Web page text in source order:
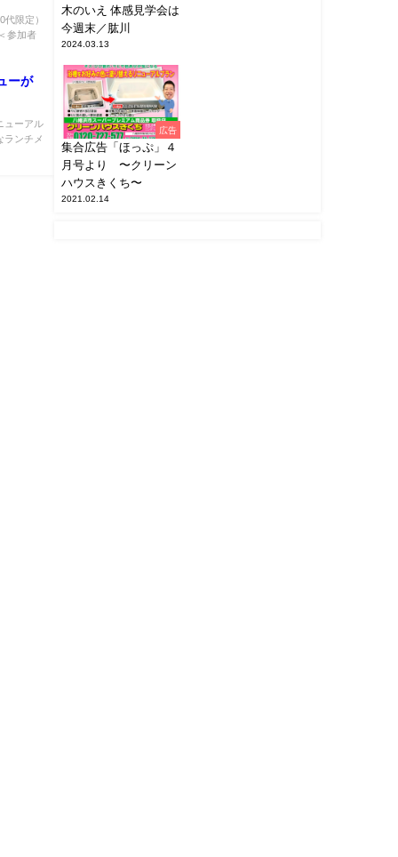
限定）
参加者
ーが
ューアル
ランチメ
木のいえ 体感見学会は
今週末／肱川
2024.03.13
広告
集合広告「ほっぷ」４
月号より 〜クリーン
ハウスきくち〜
2021.02.14